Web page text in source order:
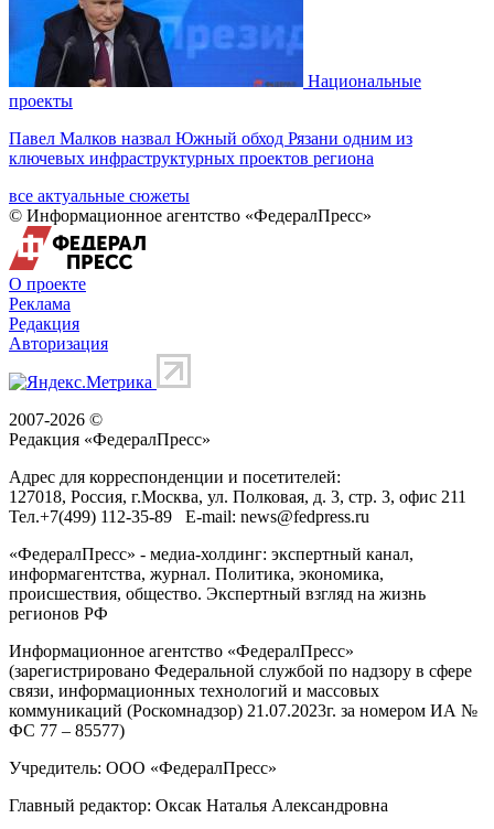
Национальные
проекты
Павел Малков назвал Южный обход Рязани одним из
ключевых инфраструктурных проектов региона
все актуальные сюжеты
© Информационное агентство «ФедералПресс»
О проекте
Реклама
Редакция
Авторизация
2007-2026 ©
Редакция «ФедералПресс»
Адрес для корреспонденции и посетителей:
127018, Россия, г.Москва, ул. Полковая, д. 3, стр. 3, офис 211
Тел.+7(499) 112-35-89 E-mail: news@fedpress.ru
«ФедералПресс» - медиа-холдинг: экспертный канал,
информагентства, журнал. Политика, экономика,
происшествия, общество. Экспертный взгляд на жизнь
регионов РФ
Информационное агентство «ФедералПресс»
(зарегистрировано Федеральной службой по надзору в сфере
связи, информационных технологий и массовых
коммуникаций (Роскомнадзор) 21.07.2023г. за номером ИА №
ФС 77 – 85577)
Учредитель: ООО «ФедералПресс»
Главный редактор: Оксак Наталья Александровна